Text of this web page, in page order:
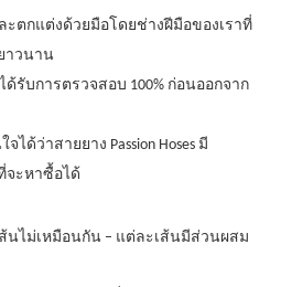
ละตกแต่งด้วยมือโดยช่างฝีมือของเราที่
าวนาน
ได้รับการตรวจสอบ 100% ก่อนออกจาก
ด้ว่าสายยาง Passion Hoses มี
จะหาซื้อได้
ส้นไม่เหมือนกัน – แต่ละเส้นมีส่วนผสม